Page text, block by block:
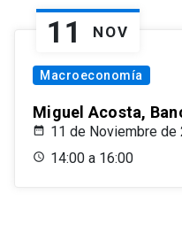
11 NOV
Macroeconomía
Miguel Acosta,
11 de Noviembre de
14:00 a 16:00